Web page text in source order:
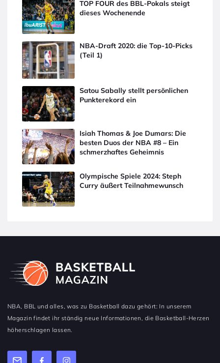
TOP FOUR des BBL-Pokals steigt
dieses Wochenende
NBA-Draft 2020: die Top-10-Picks
(Teil 1)
Satou Sabally stellt persönlichen
Punkterekord ein
Isiah Thomas & Joe Dumars: Die
besten Duos der NBA #8 – Ein
schmerzhaftes Geheimnis
Olympische Spiele 2024: Steph
Curry äußert Teilnahmewunsch
NBA, BBL und alles, was zu Basketball dazu gehört: In unserem
Magazin findet ihr ständig neue Informationen, die Basketball-Herzen
höherschlagen lassen.